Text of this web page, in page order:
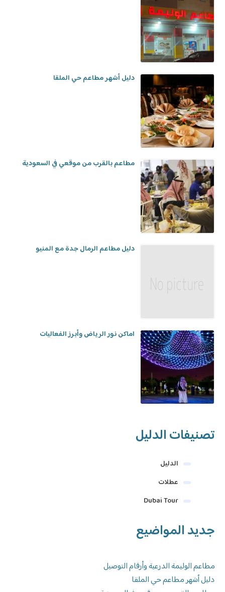
دليل أشهر مطاعم حي الملقا
مطاعم بالقرب من موقعي في السعودية
دليل مطاعم الرمال جدة مع المنيو
اماكن نور الرياض وأبرز الفعاليات
تصنيفات الدليل
الدليل
عطلات
Dubai Tour
جديد المواضيع
مطاعم الوليمة الدرعية وأرقام التوصيل
دليل أشهر مطاعم حي الملقا